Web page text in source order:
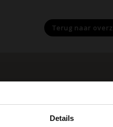
Details
Terug naar